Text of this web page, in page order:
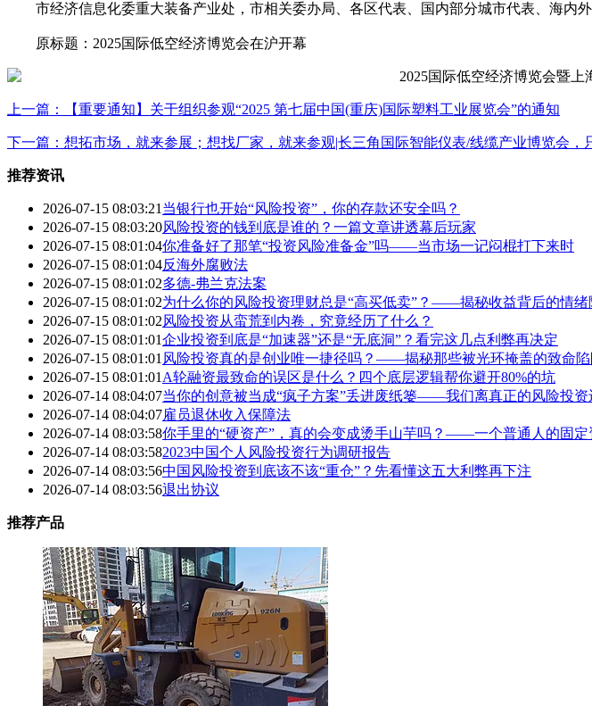
市经济信息化委重大装备产业处，市相关委办局、各区代表、国内部分城市代表、海内外
原标题：2025国际低空经济博览会在沪开幕
上一篇：【重要通知】关于组织参观“2025 第七届中国(重庆)国际塑料工业展览会”的通知
下一篇：想拓市场，就来参展；想找厂家，就来参观|长三角国际智能仪表/线缆产业博览会，
推荐资讯
2026-07-15 08:03:21 当银行也开始“风险投资”，你的存款还安全吗？
2026-07-15 08:03:20风险投资的钱到底是谁的？一篇文章讲透幕后玩家
2026-07-15 08:01:04你准备好了那笔“投资风险准备金”吗——当市场一记闷棍打下来时
2026-07-15 08:01:04反海外腐败法
2026-07-15 08:01:02多德-弗兰克法案
2026-07-15 08:01:02为什么你的风险投资理财总是“高买低卖”？——揭秘收益背后的情绪
2026-07-15 08:01:02风险投资从蛮荒到内卷，究竟经历了什么？
2026-07-15 08:01:01企业投资到底是“加速器”还是“无底洞”？看完这几点利弊再决定
2026-07-15 08:01:01 风险投资真的是创业唯一捷径吗？——揭秘那些被光环掩盖的致命
2026-07-15 08:01:01 A轮融资最致命的误区是什么？四个底层逻辑帮你避开80%的坑
2026-07-14 08:04:07当你的创意被当成“疯子方案”丢进废纸篓——我们离真正的风险投资
2026-07-14 08:04:07雇员退休收入保障法
2026-07-14 08:03:58你手里的“硬资产”，真的会变成烫手山芋吗？——一个普通人的固定
2026-07-14 08:03:582023中国个人风险投资行为调研报告
2026-07-14 08:03:56中国风险投资到底该不该“重仓”？先看懂这五大利弊再下注
2026-07-14 08:03:56退出协议
推荐产品